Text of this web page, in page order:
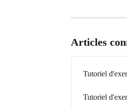
Articles
Tutoriel
Tutoriel